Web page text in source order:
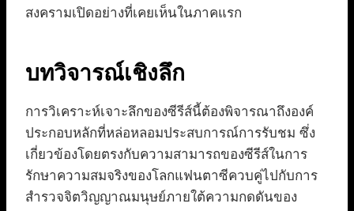
สงครามเปิดอย่างที่เคยเห็นในภาคแรก
บทวิจารณ์เชิงลึก
การวิเคราะห์เจาะลึกของซีรีส์นี้ต้องพิจารณาถึงองค์
ประกอบหลักที่หล่อหลอมประสบการณ์การรับชม ซึ่ง
เกี่ยวข้องโดยตรงกับความสามารถของซีรีส์ในการ
รักษาความสมจริงของโลกแฟนตาซีควบคู่ไปกับการ
สำรวจจิตวิญญาณมนุษย์ภายใต้ความกดดันของ